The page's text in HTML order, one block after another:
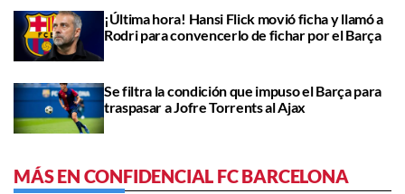
¡Última hora! Hansi Flick movió ficha y llamó a
Rodri para convencerlo de fichar por el Barça
Se filtra la condición que impuso el Barça para
traspasar a Jofre Torrents al Ajax
MÁS EN CONFIDENCIAL FC BARCELONA